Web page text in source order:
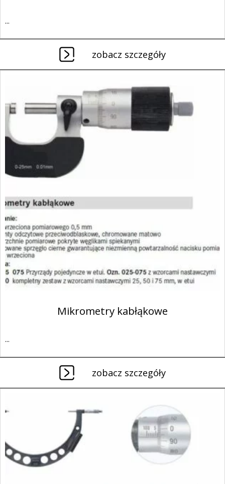
...
zobacz szczegóły
Mikrometry kabłąkowe
...
zobacz szczegóły